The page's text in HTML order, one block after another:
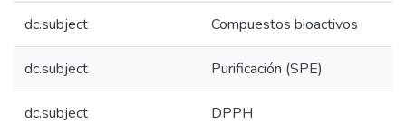
dc.subject Compuestos bioactivos
dc.subject Purificación (SPE)
dc.subject DPPH